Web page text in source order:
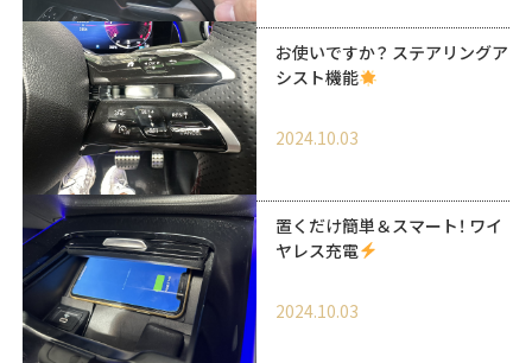
お使いですか？ ステアリングア
シスト機能
2024.10.03
置くだけ簡単＆スマート！ ワイ
ヤレス充電
2024.10.03